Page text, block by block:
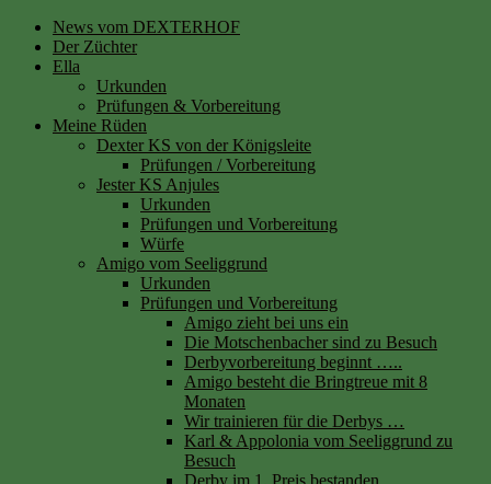
News vom DEXTERHOF
Der Züchter
Ella
Urkunden
Prüfungen & Vorbereitung
Meine Rüden
Dexter KS von der Königsleite
Prüfungen / Vorbereitung
Jester KS Anjules
Urkunden
Prüfungen und Vorbereitung
Würfe
Amigo vom Seeliggrund
Urkunden
Prüfungen und Vorbereitung
Amigo zieht bei uns ein
Die Motschenbacher sind zu Besuch
Derbyvorbereitung beginnt …..
Amigo besteht die Bringtreue mit 8
Monaten
Wir trainieren für die Derbys …
Karl & Appolonia vom Seeliggrund zu
Besuch
Derby im 1. Preis bestanden